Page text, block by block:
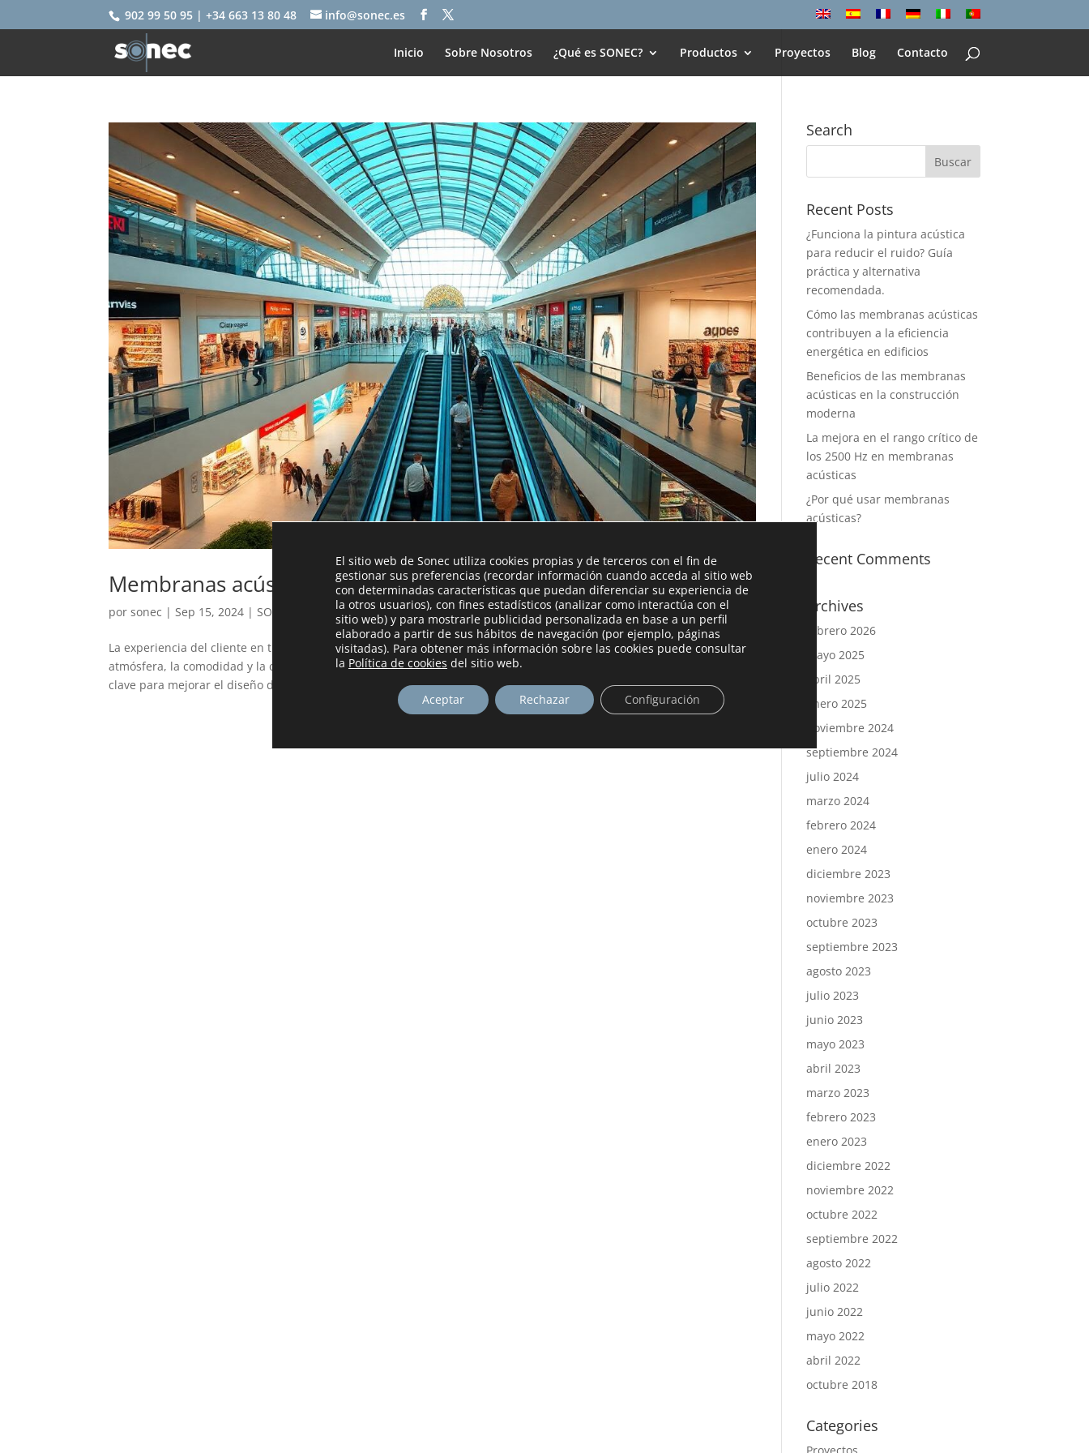
902 99 50 95 | +34 663 13 80 48 info@sonec.es
Inicio Sobre Nosotros ¿Qué es SONEC? Productos Proyectos Blog Contacto
Membranas acústicas: Diseño y confort en espacios comerciales
porsonec |Sep 15, 2024 |SONEC
La experiencia del cliente en tiendas, restaurantes y otros espacios comerciales depende en gran medida de la
atmósfera, la comodidad y la calidad sonora. En este contexto, las membranas acústicas se convierten en un recurso
clave para mejorar el diseño de estos...
Search
Recent Posts
¿Funciona la pintura acústica
para reducir el ruido? Guía
práctica y alternativa
recomendada.
Cómo las membranas acústicas
contribuyen a la eficiencia
energética en edificios
Beneficios de las membranas
acústicas en la construcción
moderna
La mejora en el rango crítico de
los 2500 Hz en membranas
acústicas
¿Por qué usar membranas
acústicas?
Recent Comments
Archives
febrero 2026
mayo 2025
abril 2025
enero 2025
noviembre 2024
septiembre 2024
julio 2024
marzo 2024
febrero 2024
enero 2024
diciembre 2023
noviembre 2023
octubre 2023
septiembre 2023
agosto 2023
julio 2023
junio 2023
mayo 2023
abril 2023
marzo 2023
febrero 2023
enero 2023
diciembre 2022
noviembre 2022
octubre 2022
septiembre 2022
agosto 2022
julio 2022
junio 2022
mayo 2022
abril 2022
octubre 2018
Categories
El sitio web de Sonec utiliza cookies propias y de terceros con el fin de
gestionar sus preferencias (recordar información cuando acceda al sitio web
con determinadas características que puedan diferenciar su experiencia de
la otros usuarios), con fines estadísticos (analizar como interactúa con el
sitio web) y para mostrarle publicidad personalizada en base a un perfil
elaborado a partir de sus hábitos de navegación (por ejemplo, páginas
visitadas). Para obtener más información sobre las cookies puede consultar
la Política de cookies del sitio web.
Aceptar Rechazar Configuración